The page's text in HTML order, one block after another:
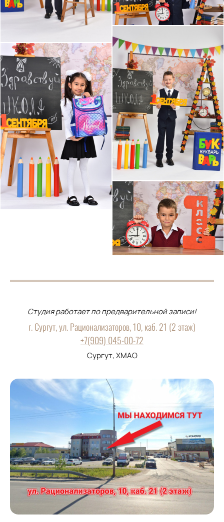
Студия работает по предварительной записи!
г. Сургут, ул. Рационализаторов, 10, каб. 21 (2 этаж)
+7(909) 045-00-72
Сургут, ХМАО